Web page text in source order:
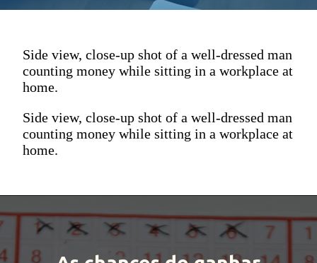
Side view, close-up shot of a well-dressed man
counting money while sitting in a workplace at
home.
Side view, close-up shot of a well-dressed man
counting money while sitting in a workplace at
home.